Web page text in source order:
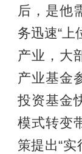
后，是他
务迅速“上
产业，大
产业基金
投资基金
模式转变
策提出“